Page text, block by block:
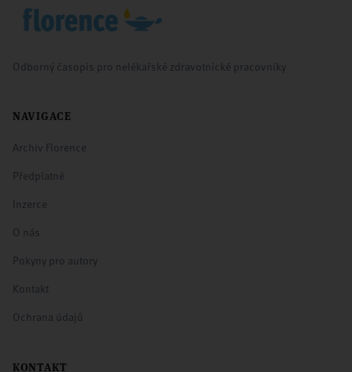
Odborný časopis pro nelékařské zdravotnické pracovníky
NAVIGACE
Archiv Florence
Předplatné
Inzerce
O nás
Pokyny pro autory
Kontakt
Ochrana údajů
KONTAKT